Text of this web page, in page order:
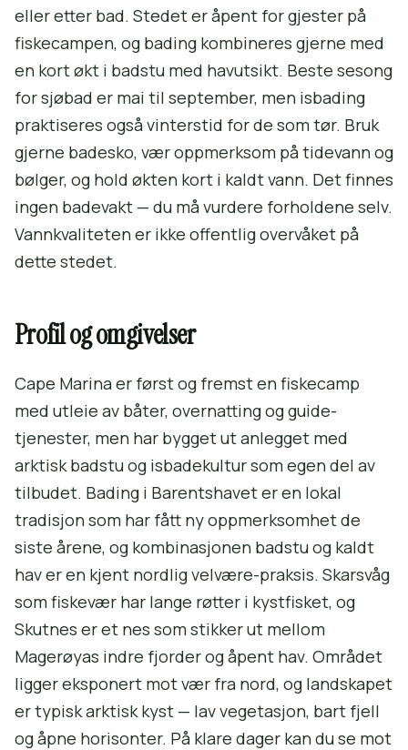
eller etter bad. Stedet er åpent for gjester på
fiskecampen, og bading kombineres gjerne med
en kort økt i badstu med havutsikt. Beste sesong
for sjøbad er mai til september, men isbading
praktiseres også vinterstid for de som tør. Bruk
gjerne badesko, vær oppmerksom på tidevann og
bølger, og hold økten kort i kaldt vann. Det finnes
ingen badevakt — du må vurdere forholdene selv.
Vannkvaliteten er ikke offentlig overvåket på
dette stedet.
Profil og omgivelser
Cape Marina er først og fremst en fiskecamp
med utleie av båter, overnatting og guide­
tjenester, men har bygget ut anlegget med
arktisk badstu og isbadekultur som egen del av
tilbudet. Bading i Barentshavet er en lokal
tradisjon som har fått ny oppmerksomhet de
siste årene, og kombinasjonen badstu og kaldt
hav er en kjent nordlig velvære-praksis. Skarsvåg
som fiskevær har lange røtter i kystfisket, og
Skutnes er et nes som stikker ut mellom
Magerøyas indre fjorder og åpent hav. Området
ligger eksponert mot vær fra nord, og landskapet
er typisk arktisk kyst — lav vegetasjon, bart fjell
og åpne horisonter. På klare dager kan du se mot